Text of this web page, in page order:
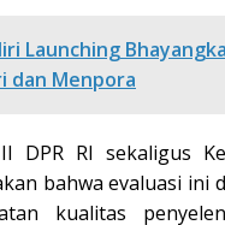
Launching
dan Menpora
DPR RI sekaligus
bahwa evaluasi ini
kualitas